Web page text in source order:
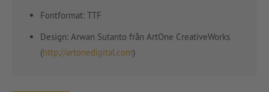
Fontformat: TTF
Design: Arwan Sutanto från ArtOne CreativeWorks
(http://artonedigital.com)